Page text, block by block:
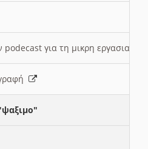
για τη μικρη εργασια